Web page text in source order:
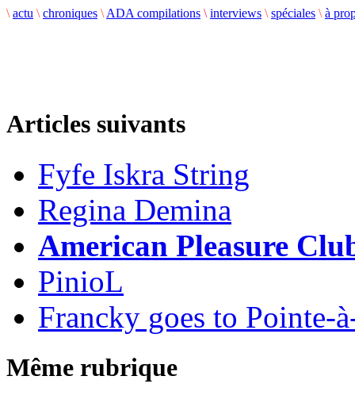
\ actu \ chroniques \ ADA compilations \ interviews \ spéciales \ à
Articles suivants
Fyfe Iskra String
Regina Demina
American Pleasure
PinioL
Francky goes to Pointe-
Même rubrique